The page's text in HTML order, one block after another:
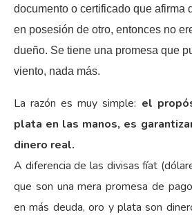
documento o certificado que afirma
en posesión de otro, entonces no
dueño. Se tiene una promesa que
viento, nada más.
La razón es muy simple: el
plata en las manos, es
dinero real.
A diferencia de las divisas fíat
que son una mera promesa de
en más deuda, oro y plata son